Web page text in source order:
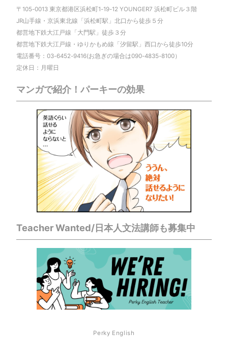
〒105-0013 東京都港区浜松町1-19-12 YOUNGER7 浜松町ビル３階
JR山手線・京浜東北線「浜松町駅」北口から徒歩５分
都営地下鉄大江戸線「大門駅」徒歩３分
都営地下鉄大江戸線・ゆりかもめ線「汐留駅」西口から徒歩10分
電話番号：03-6452-9416(お急ぎの場合は090-4835-8100）
定休日：月曜日
マンガで紹介！パーキーの効果
Teacher Wanted/日本人文法講師も募集中
Perky English